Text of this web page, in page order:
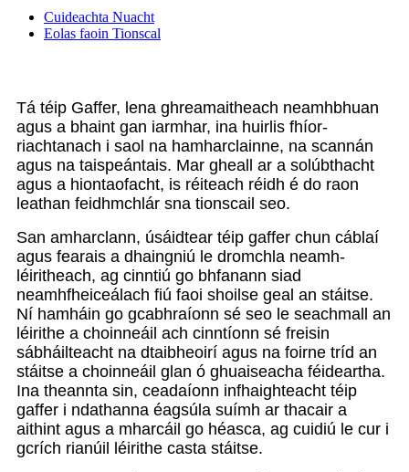
Cuideachta Nuacht
Eolas faoin Tionscal
Tá téip Gaffer, lena ghreamaitheach neamhbhuan
agus a bhaint gan iarmhar, ina huirlis fhíor-
riachtanach i saol na hamharclainne, na scannán
agus na taispeántais. Mar gheall ar a solúbthacht
agus a hiontaofacht, is réiteach réidh é do raon
leathan feidhmchlár sna tionscail seo.
San amharclann, úsáidtear téip gaffer chun cáblaí
agus fearais a dhaingniú le dromchla neamh-
léiritheach, ag cinntiú go bhfanann siad
neamhfheiceálach fiú faoi shoilse geal an stáitse.
Ní hamháin go gcabhraíonn sé seo le seachmall an
léirithe a choinneáil ach cinntíonn sé freisin
sábháilteacht na dtaibheoirí agus na foirne tríd an
stáitse a choinneáil glan ó ghuaiseacha féideartha.
Ina theannta sin, ceadaíonn infhaighteacht téip
gaffer i ndathanna éagsúla suímh ar thacair a
aithint agus a mharcáil go héasca, ag cuidiú le cur i
gcrích rianúil léirithe casta stáitse.